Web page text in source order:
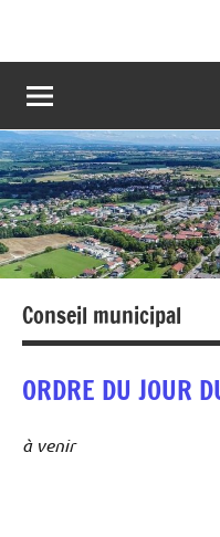
Conseil municipal
ORDRE DU JOUR
à venir